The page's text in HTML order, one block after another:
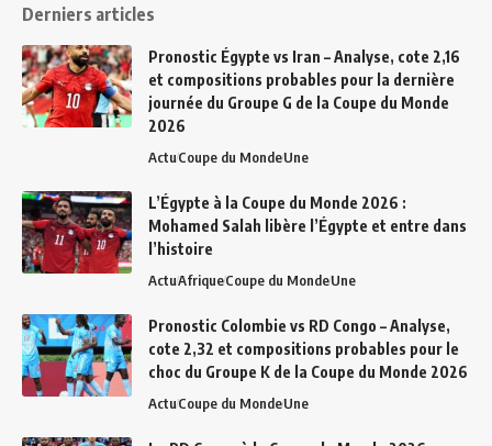
Derniers articles
Pronostic Égypte vs Iran – Analyse, cote 2,16
et compositions probables pour la dernière
journée du Groupe G de la Coupe du Monde
2026
ActuCoupe du MondeUne
L’Égypte à la Coupe du Monde 2026 :
Mohamed Salah libère l’Égypte et entre dans
l’histoire
ActuAfriqueCoupe du MondeUne
Pronostic Colombie vs RD Congo – Analyse,
cote 2,32 et compositions probables pour le
choc du Groupe K de la Coupe du Monde 2026
ActuCoupe du MondeUne